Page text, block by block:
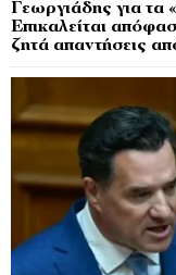
Γεωργιάδης για τα
Επικαλείται
ζητά απαντήσεις